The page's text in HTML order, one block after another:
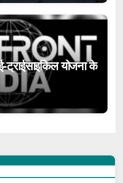
ट्राईसाइकिल योजना के